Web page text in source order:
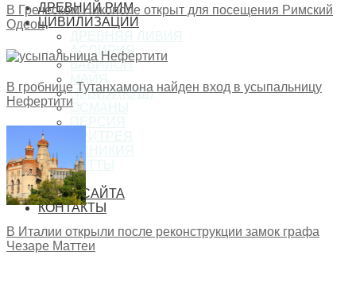
ДРЕВНИЙ РИМ
ЦИВИЛИЗАЦИИ
АССИРИЯ
ВАВИЛОН
МАЙЯ
НУБИЯ (КУШ)
ОСМАНЫ
ФИНИКИЯ
ХЕТТЫ
ФОРУМ
КАРТА САЙТА
КОНТАКТЫ
В Греческом Никополе открыт для посещения Римский
Одеон
В гробнице Тутанхамона найден вход в усыпальницу
Нефертити
В Италии открыли после реконструкции замок графа
Чезаре Маттеи